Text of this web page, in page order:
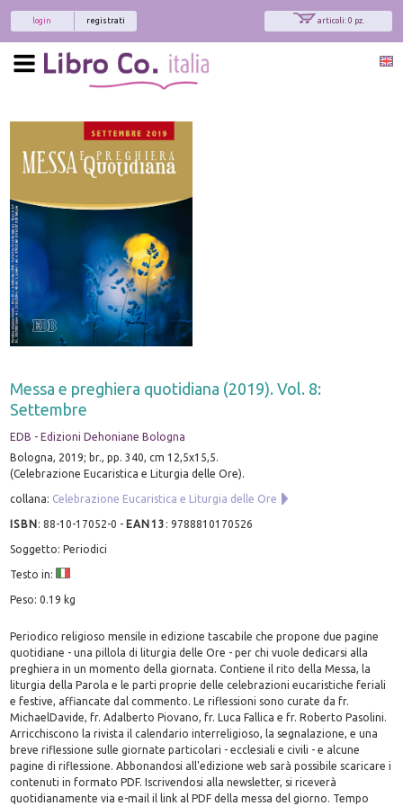
articoli: 0 pz.
registrati
login
Messa e preghiera quotidiana (2019). Vol. 8:
Settembre
EDB - Edizioni Dehoniane Bologna
Bologna, 2019; br., pp. 340, cm 12,5x15,5.
(Celebrazione Eucaristica e Liturgia delle Ore).
collana: Celebrazione Eucaristica e Liturgia delle Ore
ISBN:88-10-17052-0 - EAN13 :9788810170526
Soggetto: Periodici
Testo in:
Peso: 0.19 kg
Periodico religioso mensile in edizione tascabile che propone due pagine
quotidiane - una pillola di liturgia delle Ore - per chi vuole dedicarsi alla
preghiera in un momento della giornata. Contiene il rito della Messa, la
liturgia della Parola e le parti proprie delle celebrazioni eucaristiche feriali
e festive, affiancate dal commento. Le riflessioni sono curate da fr.
MichaelDavide, fr. Adalberto Piovano, fr. Luca Fallica e fr. Roberto Pasolini.
Arricchiscono la rivista il calendario interreligioso, la segnalazione, e una
breve riflessione sulle giornate particolari - ecclesiali e civili - e alcune
pagine di riflessione. Abbonandosi all'edizione web sarà possibile scaricare i
contenuti in formato PDF. Iscrivendosi alla newsletter, si riceverà
quotidianamente via e-mail il link al PDF della messa del giorno. Tempo